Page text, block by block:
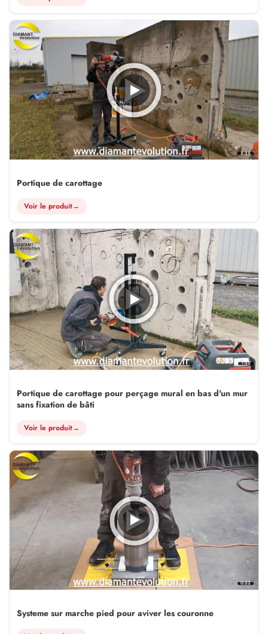
5:25
Portique de carottage
Voir le produit→
1:55
Portique de carottage pour perçage mural en bas d'un mur
sans fixation de bâti
Voir le produit→
0:52
Systeme sur marche pied pour aviver les couronne